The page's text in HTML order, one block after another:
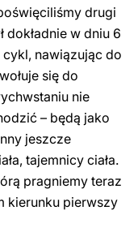
drugi
w dniu 6
nawiązując do
się do
nie
– będą jako
jeszcze
tajemnicy ciała.
pragniemy teraz
kierunku pierwszy